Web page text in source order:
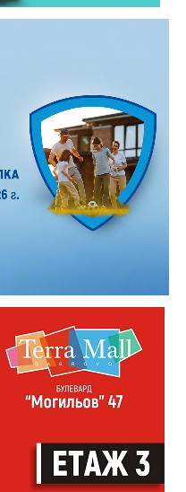
книга, вземи си
с други читатели
GoGo,
включат – независимо
Събитието е различно
преживяване, в което
Няма сцена или
обявени
публика и
да пее, свири или
изпълнен с музика,